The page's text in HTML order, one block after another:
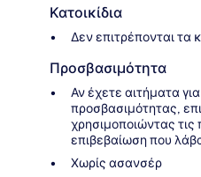
Κατοικίδια
Δεν επιτρέπονται τα
Προσβασιμότητα
Αν έχετε αιτήματα
προσβασιμότητας,
χρησιμοποιώντας
επιβεβαίωση που
Χωρίς ασανσέρ